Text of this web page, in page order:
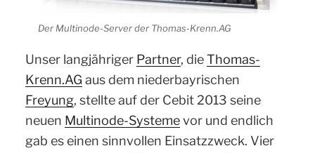
Der Multinode-Server der Thomas-Krenn.AG
Unser langjähriger Partner, dieThomas-
Krenn.AG aus dem niederbayrischen
Freyung, stellte auf der Cebit 2013 seine
neuen Multinode-Systemevor und endlich
gab es einen sinnvollen Einsatzzweck. Vier